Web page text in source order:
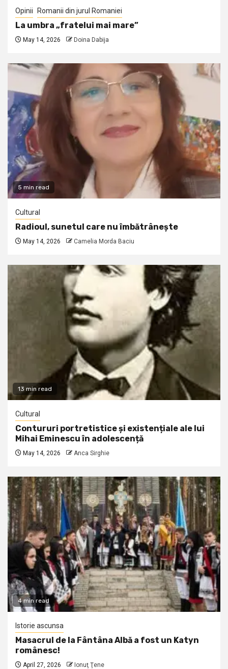
Opinii Romanii din jurul Romaniei
La umbra „fratelui mai mare”
May 14, 2026 Doina Dabija
5 min read
Cultural
Radioul, sunetul care nu îmbătrânește
May 14, 2026 Camelia Morda Baciu
13 min read
Cultural
Contururi portretistice și existențiale ale lui
Mihai Eminescu în adolescență
May 14, 2026 Anca Sirghie
4 min read
Istorie ascunsa
Masacrul de la Fântâna Albă a fost un Katyn
românesc!
April 27, 2026 Ionuţ Ţene